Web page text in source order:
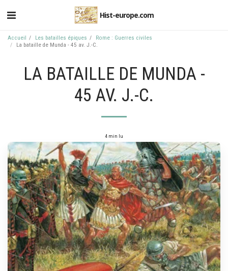
Hist-europe.com
Accueil Les batailles épiques
Rome : Guerres civiles
La bataille de Munda - 45 av. J.-C.
LA BATAILLE DE MUNDA -
45 AV. J.-C.
4 min lu